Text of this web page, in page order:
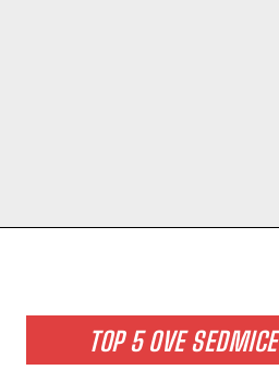
TOP 5 OVE SEDMICE